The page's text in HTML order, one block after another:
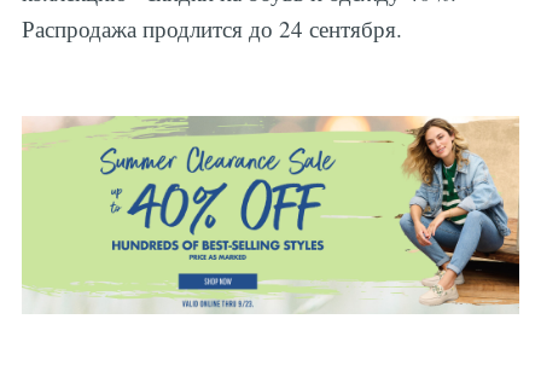
Распродажа продлится до 24 сентября.